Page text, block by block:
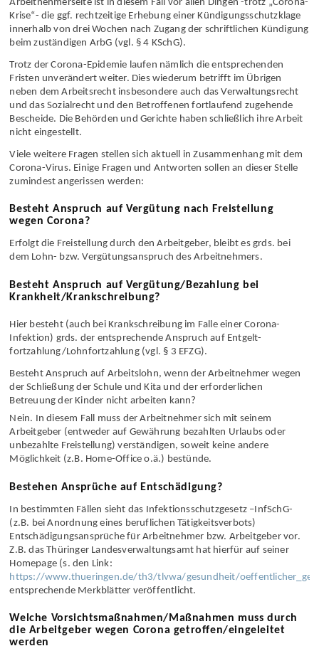
Kündigungen der bisher laufenden Arbeits­verträge. Wichtig auf
Arbeitnehmer­seite ist in diesem Fall vor allen Dingen -trotz „Corona-
Krise“- die ggf. rechtzeitige Erhebung einer Kündigungs­schutz­klage
innerhalb von drei Wochen nach Zugang der schriftlichen Kündigung
beim zuständigen ArbG (vgl. § 4 KSchG).
Trotz der Corona-Epidemie laufen nämlich die entsprechenden
Fristen un­verändert weiter. Dies wiederum betrifft im Übrigen
neben dem Arbeits­recht insbesondere auch das Verwaltungs­recht
und das Sozialrecht und den Betroffenen fortlaufend zugehende
Bescheide. Die Behörden und Gerichte haben schließlich ihre Arbeit
nicht eingestellt.
Viele weitere Fragen stellen sich aktuell in Zusammenhang mit dem
Corona-Virus. Einige Fragen und Antworten sollen an dieser Stelle
Besteht Anspruch auf Vergütung nach Freistellung
wegen Corona?
Erfolgt die Frei­stellung durch den Arbeitgeber, bleibt es grds. bei
Besteht Anspruch auf Vergütung/Bezahlung bei
Hier besteht (auch bei Krank­schreibung im Falle einer Corona-
Infektion) grds. der entsprechende Anspruch auf Entgelt­
fortzahlung/Lohn­fort­zahlung (vgl. § 3 EFZG).
Besteht Anspruch auf Arbeitslohn, wenn der Arbeit­nehmer wegen
der Schließung der Schule und Kita und der erforderlichen
Betreuung der Kinder nicht arbeiten kann?
Nein. In diesem Fall muss der Arbeit­nehmer sich mit seinem
Arbeitgeber (entweder auf Gewährung bezahlten Urlaubs oder
unbezahlte Frei­stellung) ver­ständigen, soweit keine andere
Bestehen Ansprüche auf Entschädigung?
In bestimmten Fällen sieht das Infektions­schutz­gesetz –InfSchG-
(z.B. bei Anordnung eines beruflichen Tätigkeits­verbots)
Entschädigungs­ansprüche für Arbeit­nehmer bzw. Arbeitgeber vor.
Z.B. das Thüringer Landes­verwaltungs­amt hat hierfür auf seiner
Homepage (s. den Link:
https://www.thueringen.de/th3/tlvwa/gesundheit/
Welche Vorsichtsmaßnahmen/Maßnahmen muss durch